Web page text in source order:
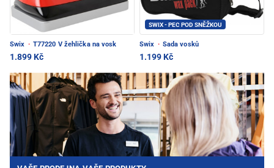
Swix · T77220 V žehlička na vosk
1.899 Kč
SWIX - PEC POD SNĚŽKOU
Swix · Sada vosků
1.199 Kč